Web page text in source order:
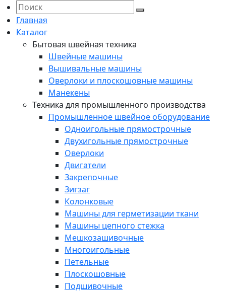
Главная
Каталог
Бытовая швейная техника
Швейные машины
Вышивальные машины
Оверлоки и плоскошовные машины
Манекены
Техника для промышленного производства
Промышленное швейное оборудование
Одноигольные прямострочные
Двухигольные прямострочные
Оверлоки
Двигатели
Закрепочные
Зигзаг
Колонковые
Машины для герметизации ткани
Машины цепного стежка
Мешкозашивочные
Многоигольные
Петельные
Плоскошовные
Подшивочные